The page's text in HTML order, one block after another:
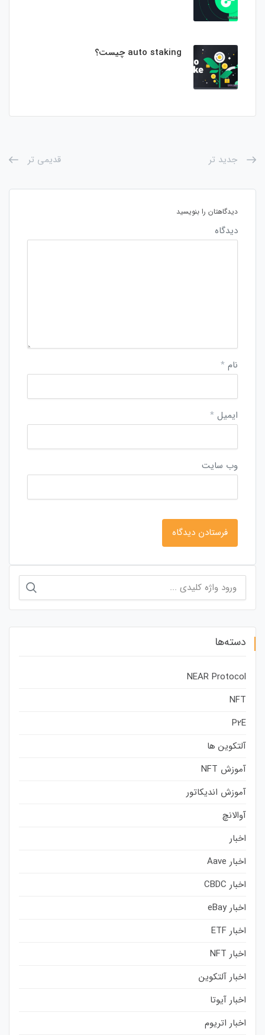
auto staking چیست؟
جدید تر قدیمی تر
دیدگاهتان را بنویسید
دیدگاه
نام *
ایمیل *
وب‌ سایت
برای:
دسته‌ها
NEAR Protocol
NFT
P2E
آلتکوین ها
آموزش NFT
آموزش اندیکاتور
آوالانچ
اخبار
اخبار Aave
اخبار CBDC
اخبار eBay
اخبار ETF
اخبار NFT
اخبار آلتکوین
اخبار آیوتا
اخبار اتریوم